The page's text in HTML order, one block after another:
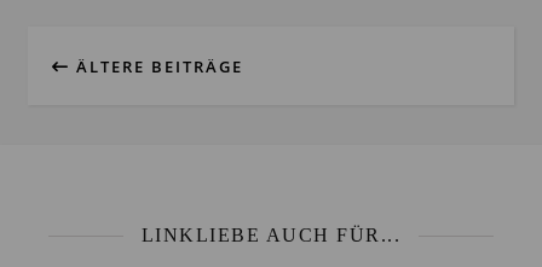
ÄLTERE BEITRÄGE
LINKLIEBE AUCH FÜR...